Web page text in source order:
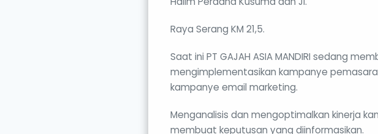
Raya Serang KM 21,5.
Saat ini PT GAJAH ASIA MANDIRI sedang
mengimplementasikan kampanye
kampanye email marketing.
Menganalisis dan mengoptimalkan kinerja
membuat keputusan yang diinformasikan.